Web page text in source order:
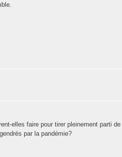
elles faire pour tirer pleinement parti de
par la pandémie?